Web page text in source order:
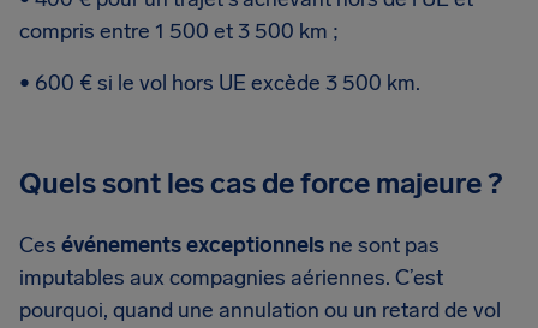
compris entre 1 500 et 3 500 km ;
• 600 € si le vol hors UE excède 3 500 km.
Quels sont les cas de force majeure ?
Ces événements exceptionnels ne sont pas
imputables aux compagnies aériennes. C’est
pourquoi, quand une annulation ou un retard de vol